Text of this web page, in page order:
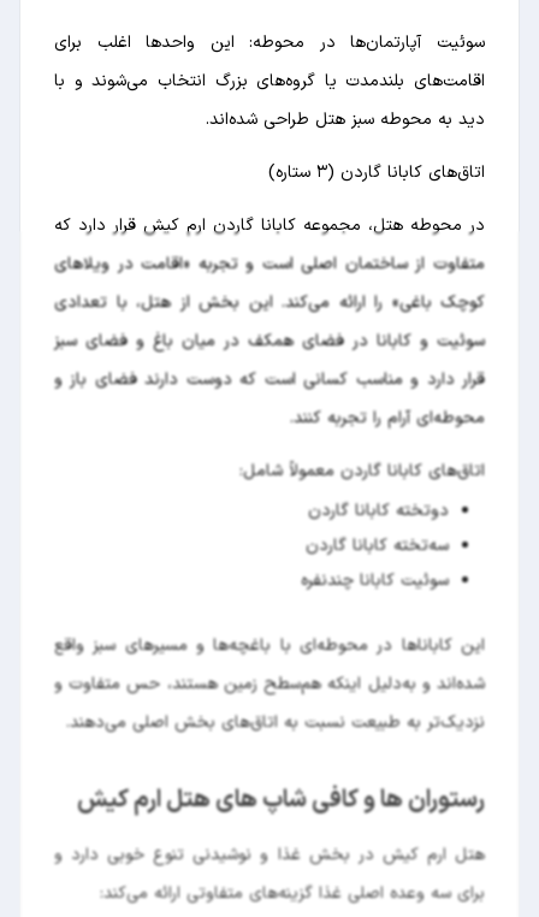
سوئیت آپارتمان‌ها در محوطه: این واحدها اغلب برای
اقامت‌های بلندمدت یا گروه‌های بزرگ انتخاب می‌شوند و با
دید به محوطه سبز هتل طراحی شده‌اند.
اتاق‌های کابانا گاردن (۳ ستاره)
در محوطه هتل، مجموعه کابانا گاردن ارم کیش قرار دارد که
متفاوت از ساختمان اصلی است و تجربه «اقامت در ویلاهای
کوچک باغی» را ارائه می‌کند. این بخش از هتل، با تعدادی
سوئیت و کابانا در فضای همکف در میان باغ و فضای سبز
قرار دارد و مناسب کسانی است که دوست دارند فضای باز و
محوطه‌ای آرام را تجربه کنند.
اتاق‌های کابانا گاردن معمولاً شامل:
دوتخته کابانا گاردن
سه‌تخته کابانا گاردن
سوئیت کابانا چندنفره
این کاباناها در محوطه‌ای با باغچه‌ها و مسیرهای سبز واقع
شده‌اند و به‌دلیل اینکه هم‌سطح زمین هستند، حس متفاوت و
نزدیک‌تر به طبیعت نسبت به اتاق‌های بخش اصلی می‌دهند.
رستوران ها و کافی شاپ های هتل ارم کیش
هتل ارم کیش در بخش غذا و نوشیدنی تنوع خوبی دارد و
برای سه وعده اصلی غذا گزینه‌های متفاوتی ارائه می‌کند: